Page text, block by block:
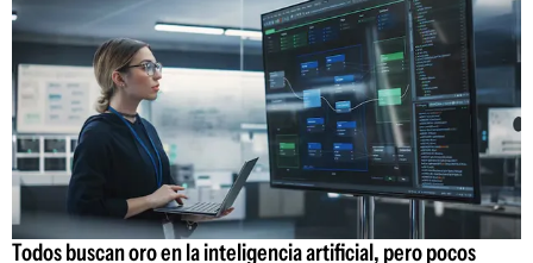
Todos buscan oro en la inteligencia artificial, pero pocos